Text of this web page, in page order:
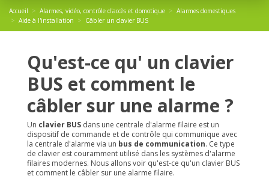
Accueil Alarmes, vidéo, contrôle d'accès et domotique
Alarmes domestiques
Aide à l'installation
Câbler un clavier BUS
Qu'est-ce qu' un clavier
BUS et comment le
câbler sur une alarme ?
Un clavier BUS dans une centrale d'alarme filaire est un
dispositif de commande et de contrôle qui communique avec
la centrale d'alarme via un bus de communication. Ce type
de clavier est couramment utilisé dans les systèmes d'alarme
filaires modernes. Nous allons voir qu'est-ce qu'un clavier BUS
et comment le câbler sur une alarme filaire.